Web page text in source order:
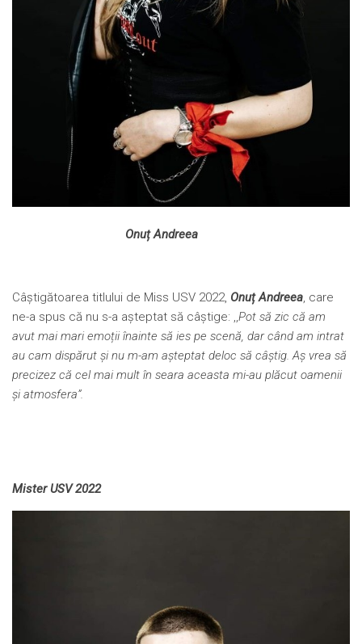
Onuț Andreea
Câștigătoarea titlului de Miss USV 2022, Onuț Andreea, care
ne-a spus că nu s-a așteptat să câștige: ,,Pot să zic că am
avut mai mari emoții înainte să ies pe scenă, dar când am intrat
au cam dispărut și nu m-am așteptat deloc să câștig. Aș vrea să
precizez că cel mai mult în seara aceasta mi-au plăcut oamenii
și atmosfera”.
Mister USV 2022